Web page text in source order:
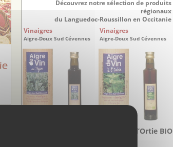
Découvrez notre sélection de produits
régionaux
du Languedoc-Roussillon en Occitanie
Vinaigres
Aigre-Doux Sud Cévennes
Vinaigres
Aigre-Doux Sud Cévennes
Vinaigre à l’Ortie BIO